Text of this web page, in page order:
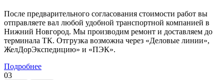
После предварительного согласования стоимости работ вы
отправляете вал любой удобной транспортной компанией в
Нижний Новгород. Мы производим ремонт и доставляем до
терминала ТК. Отгрузка возможна через «Деловые линии»,
ЖелДорЭкспедицию» и «ПЭК».
Подробнее
03